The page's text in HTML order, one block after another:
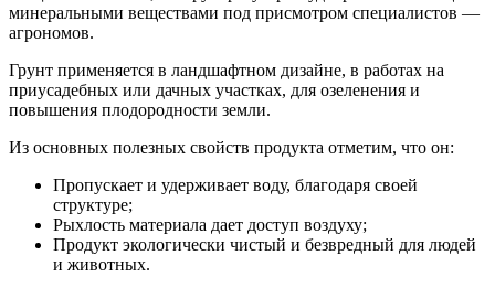
минеральными веществами под присмотром специалистов —
агрономов.
Грунт применяется в ландшафтном дизайне, в работах на
приусадебных или дачных участках, для озеленения и
повышения плодородности земли.
Из основных полезных свойств продукта отметим, что он:
Пропускает и удерживает воду, благодаря своей
структуре;
Рыхлость материала дает доступ воздуху;
Продукт экологически чистый и безвредный для людей
и животных.